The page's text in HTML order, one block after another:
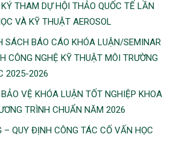
THAM DỰ HỘI THẢO QUỐC TẾ LẦN
VÀ KỸ THUẬT AEROSOL
SÁCH BÁO CÁO KHÓA LUẬN/SEMINAR
CÔNG NGHỆ KỸ THUẬT MÔI TRƯỜNG
2025-2026
VỆ KHÓA LUẬN TỐT NGHIỆP KHOA
TRÌNH CHUẨN NĂM 2026
– QUY ĐỊNH CÔNG TÁC CỐ VẤN HỌC